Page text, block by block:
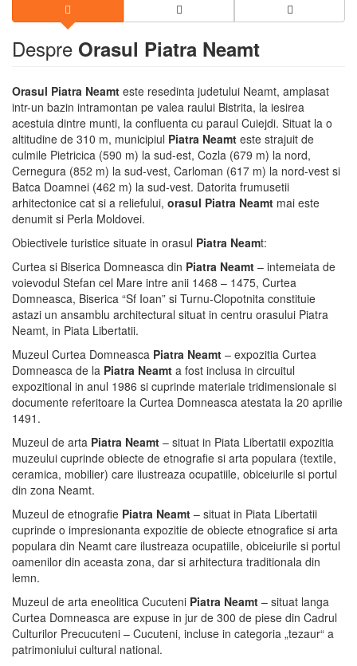
Despre Orasul Piatra Neamt
Orasul Piatra Neamt este resedinta judetului Neamt, amplasat
intr-un bazin intramontan pe valea raului Bistrita, la iesirea
acestuia dintre munti, la confluenta cu paraul Cuiejdi. Situat la o
altitudine de 310 m, municipiul Piatra Neamt este strajuit de
culmile Pietricica (590 m) la sud-est, Cozla (679 m) la nord,
Cernegura (852 m) la sud-vest, Carloman (617 m) la nord-vest si
Batca Doamnei (462 m) la sud-vest. Datorita frumusetii
arhitectonice cat si a reliefului, orasul Piatra Neamt mai este
denumit si Perla Moldovei.
Obiectivele turistice situate in orasul Piatra Neamt:
Curtea si Biserica Domneasca din Piatra Neamt – intemeiata de
voievodul Stefan cel Mare intre anii 1468 – 1475, Curtea
Domneasca, Biserica “Sf Ioan” si Turnu-Clopotnita constituie
astazi un ansamblu architectural situat in centru orasului Piatra
Neamt, in Piata Libertatii.
Muzeul Curtea Domneasca Piatra Neamt – expozitia Curtea
Domneasca de la Piatra Neamt a fost inclusa in circuitul
expozitional in anul 1986 si cuprinde materiale tridimensionale si
documente referitoare la Curtea Domneasca atestata la 20 aprilie
1491.
Muzeul de arta Piatra Neamt – situat in Piata Libertatii expozitia
muzeului cuprinde obiecte de etnografie si arta populara (textile,
ceramica, mobilier) care ilustreaza ocupatiile, obiceiurile si portul
din zona Neamt.
Muzeul de etnografie Piatra Neamt – situat in Piata Libertatii
cuprinde o impresionanta expozitie de obiecte etnografice si arta
populara din Neamt care ilustreaza ocupatiile, obiceiurile si portul
oamenilor din aceasta zona, dar si arhitectura traditionala din
lemn.
Muzeul de arta eneolitica Cucuteni Piatra Neamt – situat langa
Curtea Domneasca are expuse in jur de 300 de piese din Cadrul
Culturilor Precucuteni – Cucuteni, incluse in categoria „tezaur“ a
patrimoniului cultural national.